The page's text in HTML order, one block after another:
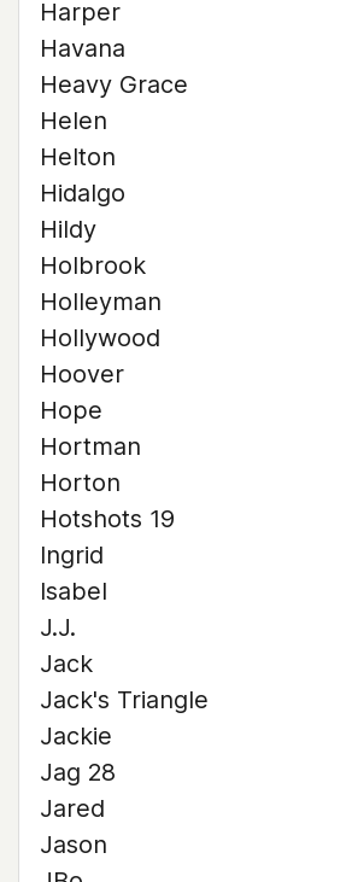
Harper
Havana
Heavy Grace
Helen
Helton
Hidalgo
Hildy
Holbrook
Holleyman
Hollywood
Hoover
Hope
Hortman
Horton
Hotshots 19
Ingrid
Isabel
J.J.
Jack
Jack's Triangle
Jackie
Jag 28
Jared
Jason